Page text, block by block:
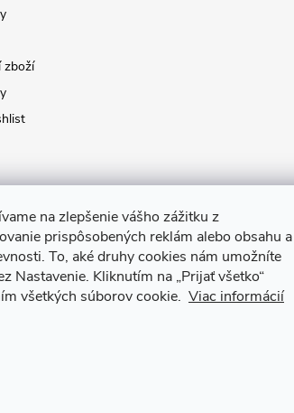
na zlepšenie vášho zážitku z
prispôsobených reklám alebo obsahu a
To, aké druhy cookies nám umožníte
Nastavenie. Kliknutím na „Prijať všetko“
všetkých súborov cookie. Viac informácií
zboží
cookies